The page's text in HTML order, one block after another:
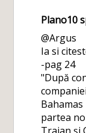
Plano10
@Argus
Ia si
-pag 24
"După
partea